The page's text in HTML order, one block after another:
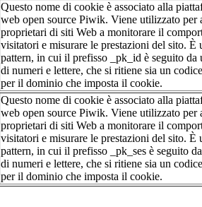
Questo nome di cookie è associato alla
web open source Piwik. Viene utilizzato per
proprietari di siti Web a monitorare il
visitatori e misurare le prestazioni del sito. È
pattern, in cui il prefisso _pk_id è seguito da
di numeri e lettere, che si ritiene sia un
per il dominio che imposta il cookie.
Questo nome di cookie è associato alla
web open source Piwik. Viene utilizzato per
proprietari di siti Web a monitorare il
visitatori e misurare le prestazioni del sito. È
pattern, in cui il prefisso _pk_ses è seguito
di numeri e lettere, che si ritiene sia un
per il dominio che imposta il cookie.